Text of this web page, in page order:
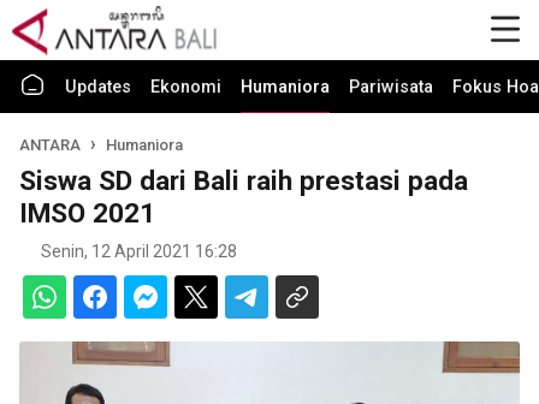
Updates Ekonomi Humaniora Pariwisata Fokus
ANTARA Humaniora
Siswa SD dari Bali raih prestasi pada
IMSO 2021
Senin, 12 April 2021 16:28